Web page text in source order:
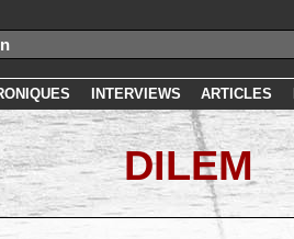
INTERVIEWS ARTICLES
DILEM